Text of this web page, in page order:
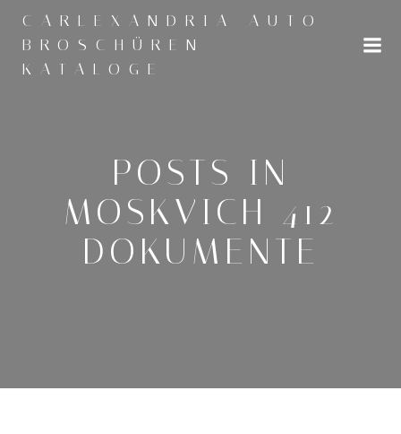
Inhalt
CARLEXANDRIA AUTO
BROSCHÜREN
KATALOGE
POSTS IN
MOSKVICH 412
DOKUMENTE